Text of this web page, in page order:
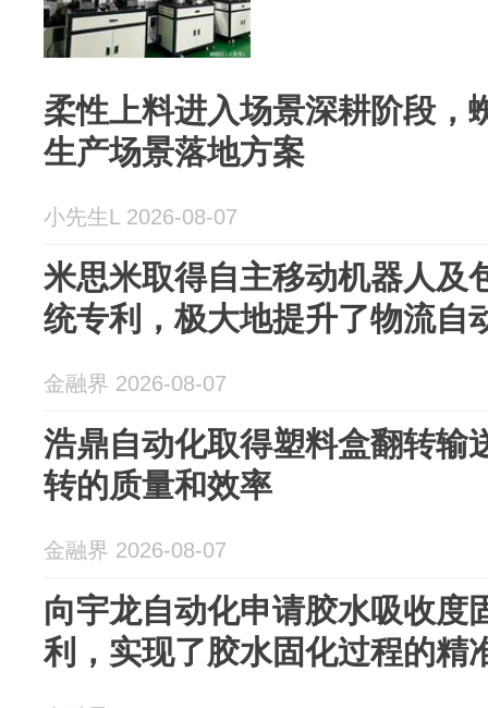
柔性上料进入场景深耕阶段，
生产场景落地方案
小先生L 2026-08-07
米思米取得自主移动机器人及
统专利，极大地提升了物流自
金融界 2026-08-07
浩鼎自动化取得塑料盒翻转输
转的质量和效率
金融界 2026-08-07
向宇龙自动化申请胶水吸收度
利，实现了胶水固化过程的精